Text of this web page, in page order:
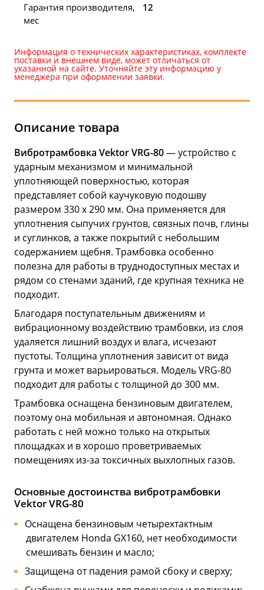
Гарантия производителя,
мес
12
Информация о технических характеристиках, комплекте
поставки и внешнем виде, может отличаться от
указанной на сайте. Уточняйте эту информацию у
менеджера при оформлении заявки.
Описание товара
Вибротрамбовка Vektor VRG-80— устройство с
ударным механизмом и минимальной
уплотняющей поверхностью, которая
представляет собой каучуковую подошву
размером 330 х 290 мм. Она применяется для
уплотнения сыпучих грунтов, связных почв, глины
и суглинков, а также покрытий с небольшим
содержанием щебня. Трамбовка особенно
полезна для работы в труднодоступных местах и
рядом со стенами зданий, где крупная техника не
подходит.
Благодаря поступательным движениям и
вибрационному воздействию трамбовки, из слоя
удаляется лишний воздух и влага, исчезают
пустоты. Толщина уплотнения зависит от вида
грунта и может варьироваться. Модель VRG-80
подходит для работы с толщиной до 300 мм.
Трамбовка оснащена бензиновым двигателем,
поэтому она мобильная и автономная. Однако
работать с ней можно только на открытых
площадках и в хорошо проветриваемых
помещениях из-за токсичных выхлопных газов.
Основные достоинства вибротрамбовки
Vektor VRG-80
Оснащена бензиновым четырехтактным
двигателем Honda GX160, нет необходимости
смешивать бензин и масло;
Защищена от падения рамой сбоку и сверху;